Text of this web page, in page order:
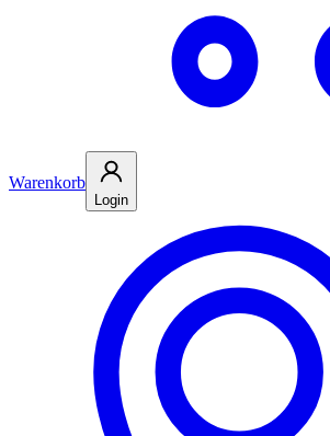
Warenkorb
Login